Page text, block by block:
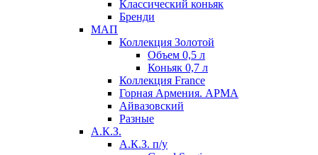
Классический коньяк
Бренди
МАП
Коллекция Золотой
Объем 0,5 л
Коньяк 0,7 л
Коллекция France
Горная Армения. АРМА
Айвазовский
Разные
А.К.З.
А.К.З. п/у